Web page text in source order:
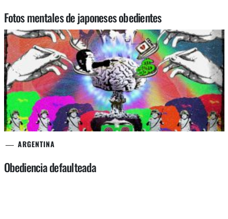
Fotos mentales de japoneses obedientes
ARGENTINA
Obediencia defaulteada